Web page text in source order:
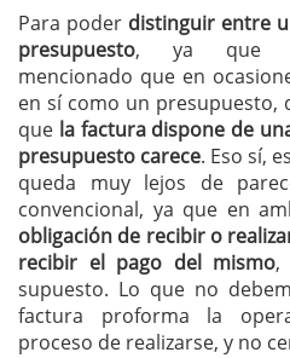
Para poder distinguir entre
presupuesto, ya que
mencionado que en
en sí como un presupuesto,
que la factura dispone de
presupuesto carece. Eso sí,
queda muy lejos de
convencional, ya que en
obligación de recibir o
recibir el pago del mismo,
supuesto. Lo que no
factura proforma la
proceso de realizarse, y no